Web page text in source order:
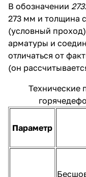
В обозначении
273 мм и толщина
(условный
арматуры и
отличаться от
(он
Технические
Параметр